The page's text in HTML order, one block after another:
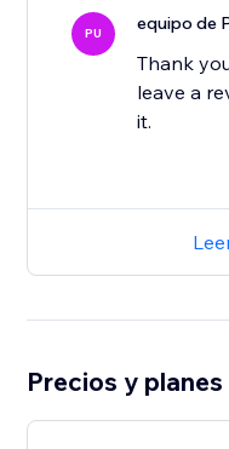
PU equipo de
Thank
leave a
it.
Precios y planes